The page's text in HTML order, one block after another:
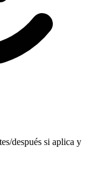
después si aplica y